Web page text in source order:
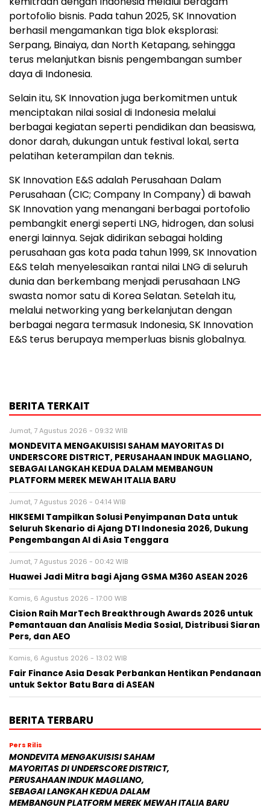
portofolio bisnis. Pada tahun 2025, SK Innovation
berhasil mengamankan tiga blok eksplorasi:
Serpang, Binaiya, dan North Ketapang, sehingga
terus melanjutkan bisnis pengembangan sumber
daya di Indonesia.
Selain itu, SK Innovation juga berkomitmen untuk
menciptakan nilai sosial di Indonesia melalui
berbagai kegiatan seperti pendidikan dan beasiswa,
donor darah, dukungan untuk festival lokal, serta
pelatihan keterampilan dan teknis.
SK Innovation E&S adalah Perusahaan Dalam
Perusahaan (CIC; Company In Company) di bawah
SK Innovation yang menangani berbagai portofolio
pembangkit energi seperti LNG, hidrogen, dan solusi
energi lainnya. Sejak didirikan sebagai holding
perusahaan gas kota pada tahun 1999, SK Innovation
E&S telah menyelesaikan rantai nilai LNG di seluruh
dunia dan berkembang menjadi perusahaan LNG
swasta nomor satu di Korea Selatan. Setelah itu,
melalui networking yang berkelanjutan dengan
berbagai negara termasuk Indonesia, SK Innovation
E&S terus berupaya memperluas bisnis globalnya.
BERITA TERKAIT
Jumat, 7 Agustus 2026 - 09:32 WIB
MONDEVITA MENGAKUISISI SAHAM MAYORITAS DI
UNDERSCORE DISTRICT, PERUSAHAAN INDUK MAGLIANO,
SEBAGAI LANGKAH KEDUA DALAM MEMBANGUN
PLATFORM MEREK MEWAH ITALIA BARU
Jumat, 7 Agustus 2026 - 04:14 WIB
HIKSEMI Tampilkan Solusi Penyimpanan Data untuk
Seluruh Skenario di Ajang DTI Indonesia 2026, Dukung
Pengembangan AI di Asia Tenggara
Jumat, 7 Agustus 2026 - 00:42 WIB
Huawei Jadi Mitra bagi Ajang GSMA M360 ASEAN 2026
Kamis, 6 Agustus 2026 - 17:00 WIB
Cision Raih MarTech Breakthrough Awards 2026 untuk
Pemantauan dan Analisis Media Sosial, Distribusi Siaran
Pers, dan AEO
Kamis, 6 Agustus 2026 - 13:02 WIB
Fair Finance Asia Desak Perbankan Hentikan Pendanaan
untuk Sektor Batu Bara di ASEAN
BERITA TERBARU
Pers Rilis
MONDEVITA MENGAKUISISI SAHAM
MAYORITAS DI UNDERSCORE DISTRICT,
PERUSAHAAN INDUK MAGLIANO,
SEBAGAI LANGKAH KEDUA DALAM
MEMBANGUN PLATFORM MEREK MEWAH ITALIA BARU